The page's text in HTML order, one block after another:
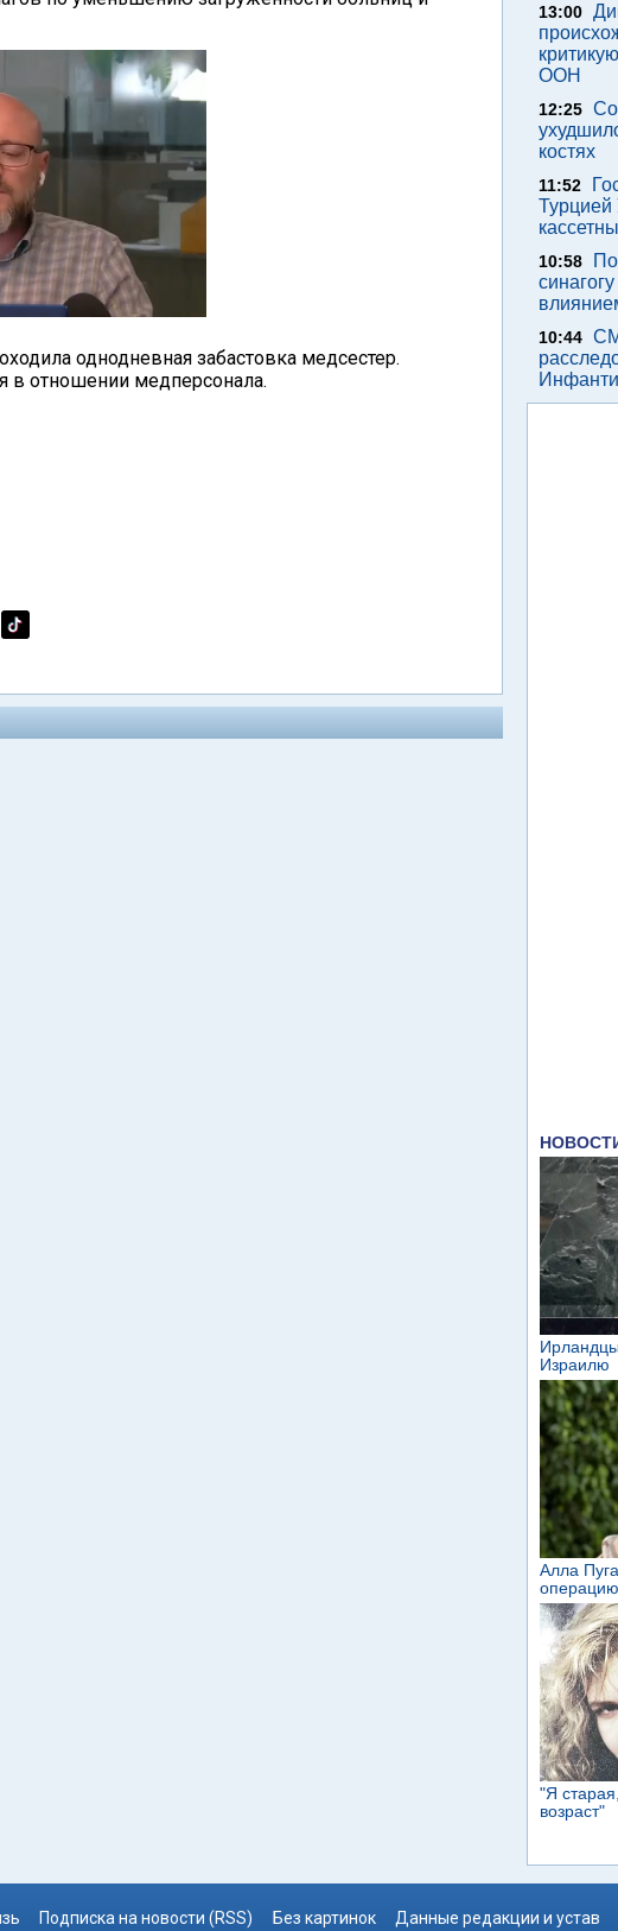
однодневная забастовка медсестер.
в отношении медперсонала.
13:00
ООН
12:25
костях
11:52
Турцией
10:58
10:44
Подписка на новости (RSS) Без картинок Данные редакции и устав